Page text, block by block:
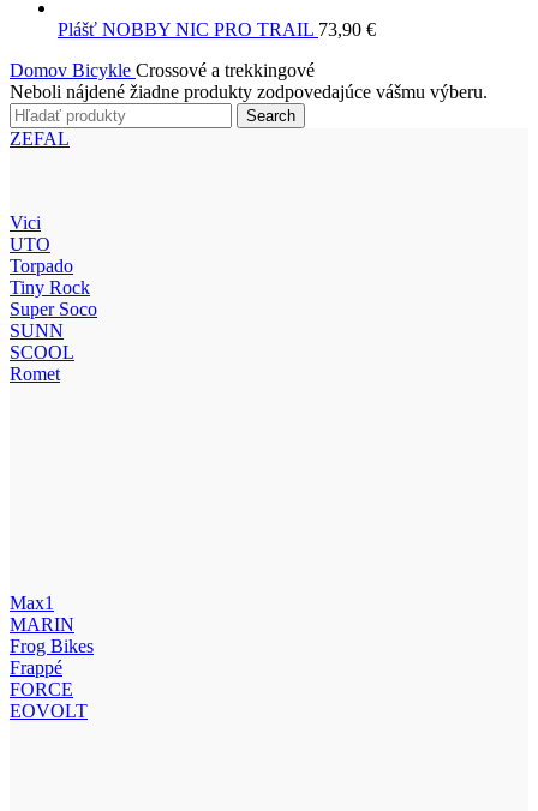
Plášť NOBBY NIC PRO TRAIL 73,90 €
Domov Bicykle Crossové a trekkingové
Neboli nájdené žiadne produkty zodpovedajúce vášmu výberu.
Search
ZEFAL
Vici
UTO
Torpado
Tiny Rock
Super Soco
SUNN
SCOOL
Romet
Max1
MARIN
Frog Bikes
Frappé
FORCE
EOVOLT